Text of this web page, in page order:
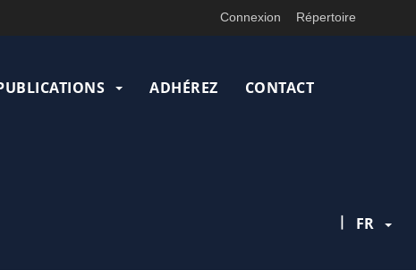
Connexion Répertoire
ADHÉREZ CONTACT
| FR